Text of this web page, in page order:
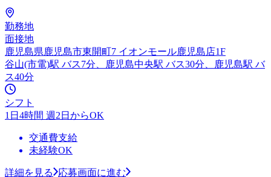
勤務地
面接地
鹿児島県鹿児島市東開町7 イオンモール鹿児島店1F
谷山(市電)駅 バス7分、鹿児島中央駅 バス30分、鹿児島駅 バ
ス40分
シフト
1日4時間 週2日からOK
交通費支給
未経験OK
詳細を見る
応募画面に進む